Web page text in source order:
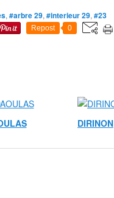
, #arbre 29, #interieur 29, #23
Repost 0
DIRINON